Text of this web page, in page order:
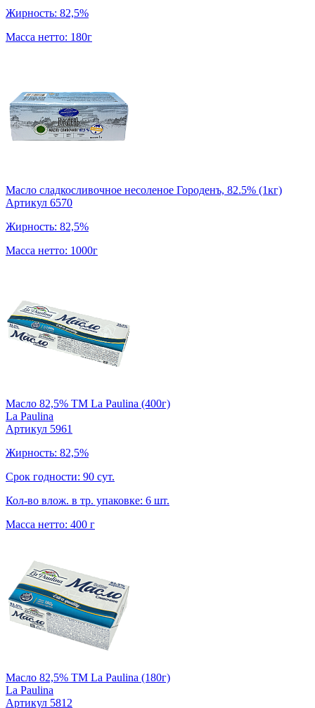
Жирность: 82,5%
Масса нетто: 180г
Масло сладкосливочное несоленое Городенъ, 82.5% (1кг)
Артикул 6570
Жирность: 82,5%
Масса нетто: 1000г
Масло 82,5% TM La Paulina (400г)
La Paulina
Артикул 5961
Жирность: 82,5%
Срок годности: 90 сут.
Кол-во влож. в тр. упаковке: 6 шт.
Масса нетто: 400 г
Масло 82,5% TM La Paulina (180г)
La Paulina
Артикул 5812